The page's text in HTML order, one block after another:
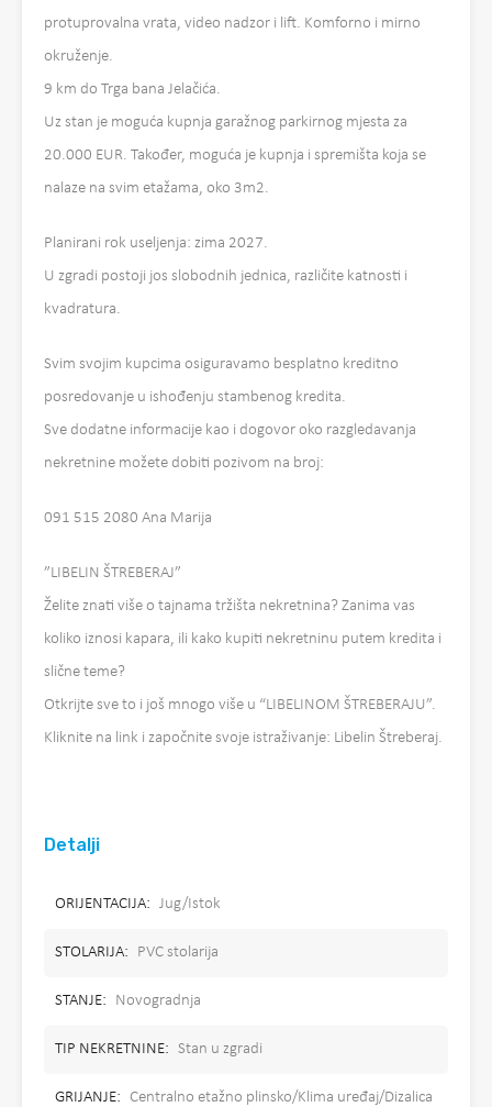
protuprovalna vrata, video nadzor i lift. Komforno i mirno
okruženje.
9 km do Trga bana Jelačića.
Uz stan je moguća kupnja garažnog parkirnog mjesta za
20.000 EUR. Također, moguća je kupnja i spremišta koja se
nalaze na svim etažama, oko 3m2.
Planirani rok useljenja: zima 2027.
U zgradi postoji jos slobodnih jednica, različite katnosti i
kvadratura.
Svim svojim kupcima osiguravamo besplatno kreditno
posredovanje u ishođenju stambenog kredita.
Sve dodatne informacije kao i dogovor oko razgledavanja
nekretnine možete dobiti pozivom na broj:
091 515 2080 Ana Marija
”LIBELIN ŠTREBERAJ”
Želite znati više o tajnama tržišta nekretnina? Zanima vas
koliko iznosi kapara, ili kako kupiti nekretninu putem kredita i
slične teme?
Otkrijte sve to i još mnogo više u “LIBELINOM ŠTREBERAJU”.
Kliknite na link i započnite svoje istraživanje: Libelin Štreberaj.
Detalji
ORIJENTACIJA: Jug/Istok
STOLARIJA: PVC stolarija
STANJE: Novogradnja
TIP NEKRETNINE: Stan u zgradi
GRIJANJE: Centralno etažno plinsko/Klima uređaj/Dizalica